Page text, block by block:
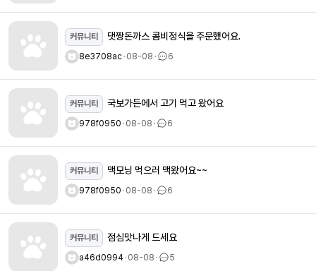
커뮤니티 댓짱돈까스 콤비정식을 주문했어요.
8e3708acㆍ08-08ㆍ 6
커뮤니티 국보가든에서 고기 먹고 왔어요
978f0950ㆍ08-08ㆍ 6
커뮤니티 맥모닝 먹으러 맥왔어요~~
978f0950ㆍ08-08ㆍ 6
커뮤니티 점심맛나게 드세요
a46d0994ㆍ08-08ㆍ 5